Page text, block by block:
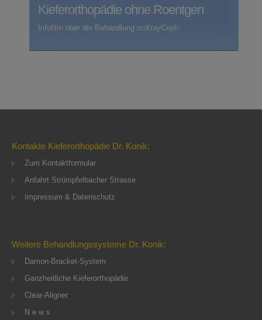
Kieferorthopädie ohne Roentgen
Infofilm über die Behandlung noXrayCeph.
Kontakte Kieferorthopädie Dr. Konik:
Zum Kontaktformular
Anfahrt Strümpfelbacher Strasse
Impressum & Datenschutz
Weitere Behandlungssysteme Dr. Konik:
Damon-Bracket-System
Ganzheitliche Kieferorthopädie
Clear-Aligner
N e w s